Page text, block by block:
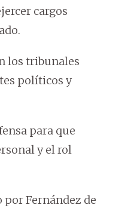
cargos
los tribunales
políticos y
para que
y el rol
Fernández de